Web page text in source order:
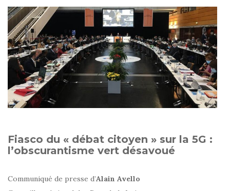
Fiasco du « débat citoyen » sur la 5G :
l’obscurantisme vert désavoué
Communiqué de presse d’Alain Avello